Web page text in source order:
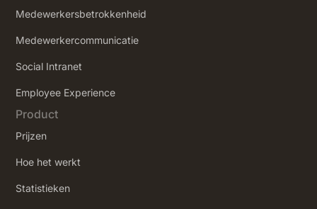
Medewerkersbetrokkenheid
Medewerkercommunicatie
Social Intranet
‍Employee Experience
Product
Prijzen
Hoe het werkt
Statistieken